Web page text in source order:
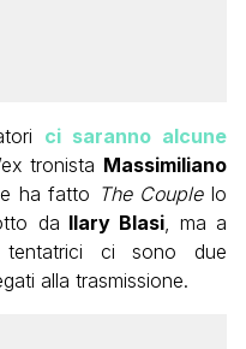
ci saranno alcune
tronista Massimiliano
ha fatto The Couplelo
da Ilary Blasi, ma a
ci sono due
alla trasmissione.